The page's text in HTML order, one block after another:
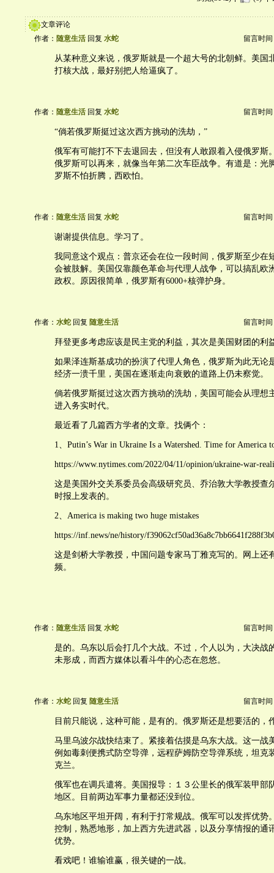
文章评论
作者： 随意生活 回复 水蛇 留言时间
从某种意义来说，俄罗斯就是一个超大号的北朝鲜。美国
打核大战，最好别把人给逼疯了。
作者： 随意生活 回复 水蛇 留言时间
“倘若俄罗斯挺过这次西方挑动的洗劫，”
俄军有可能打不下去退回去，但没有人敢跟着入侵俄罗斯
俄罗斯可以再来，就像当年第二次车臣战争。有道是：光
罗斯不怕折腾，西欧怕。
作者： 随意生活 回复 水蛇 留言时间
谢谢提供信息。学习了。
我同意这个观点：普京还会在位一段时间，俄罗斯至少在
会被肢解。美国仅靠颜色革命与代理人战争，可以搞乱欧
政权。原因很简单，俄罗斯有6000+核弹护身。
作者： 水蛇 回复 随意生活 留言时间
拜登更多考虑应该是民主党的利益，其次是美国财团的利
如果泽连斯基成功的扮演了代理人角色，俄罗斯为此无论
经济一溃千里，美国在逐渐走向衰败的道路上仍未察觉。
倘若俄罗斯挺过这次西方挑动的洗劫，美国可能会从理想
进入务实时代。
最近看了几篇西方学者的文章。找俩个：
1、Putin’s War in Ukraine Is a Watershed. Time for America
https://www.nytimes.com/2022/04/11/opinion/ukraine-war-
这是美国外交关系委员会高级研究员、乔治敦大学教授查
时报上发表的。
2、America is making two huge mistakes
https://inf.news/ne/history/
这是剑桥大学教授，中国问题专家马丁雅克写的。网上还
频。
作者： 随意生活 回复 水蛇 留言时间
是的。乌东以后会打几个大战。不过，个人以为，大决战
未形成，而西方媒体以看斗牛的心态在忽悠。
作者： 水蛇 回复 随意生活 留言时间
目前只能说，这种可能，是有的。俄罗斯还是想要活的，
马里乌波尔战快结束了。紧接着估摸是乌东大战。这一战
例如毒刺便携式防空导弹，远程萨姆防空导弹系统，坦克
克兰。
俄军也在调兵遣将。美国报导：１３公里长的俄军装甲部
地区。目前两边军事力量都还没到位。
乌东地区平坦开阔，有利于打常规战。俄军可以发挥优势
控制，熟悉地形，加上西方先进武器，以及分享情报的通
优势。
看戏吧！谁输谁赢，很关键的一战。